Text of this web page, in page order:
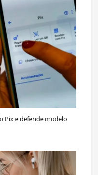
Pix e defende modelo